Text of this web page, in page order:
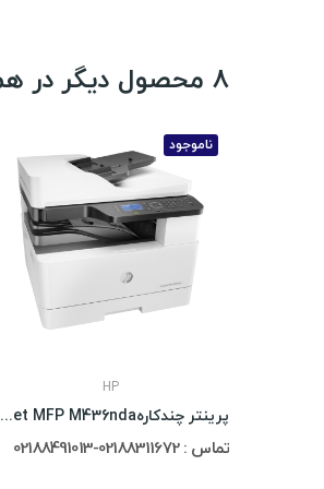
8 محصول دیگر در همین شاخه:
ناموجود
HP
پرینتر چندکارهHp LaserJet MFP M436nda
تماس : 02188311672-02188491013